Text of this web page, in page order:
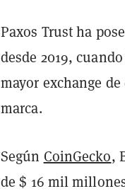
Paxos Trust ha
desde 2019,
mayor exchange
marca.
Según CoinGecko,
de $ 16 mil